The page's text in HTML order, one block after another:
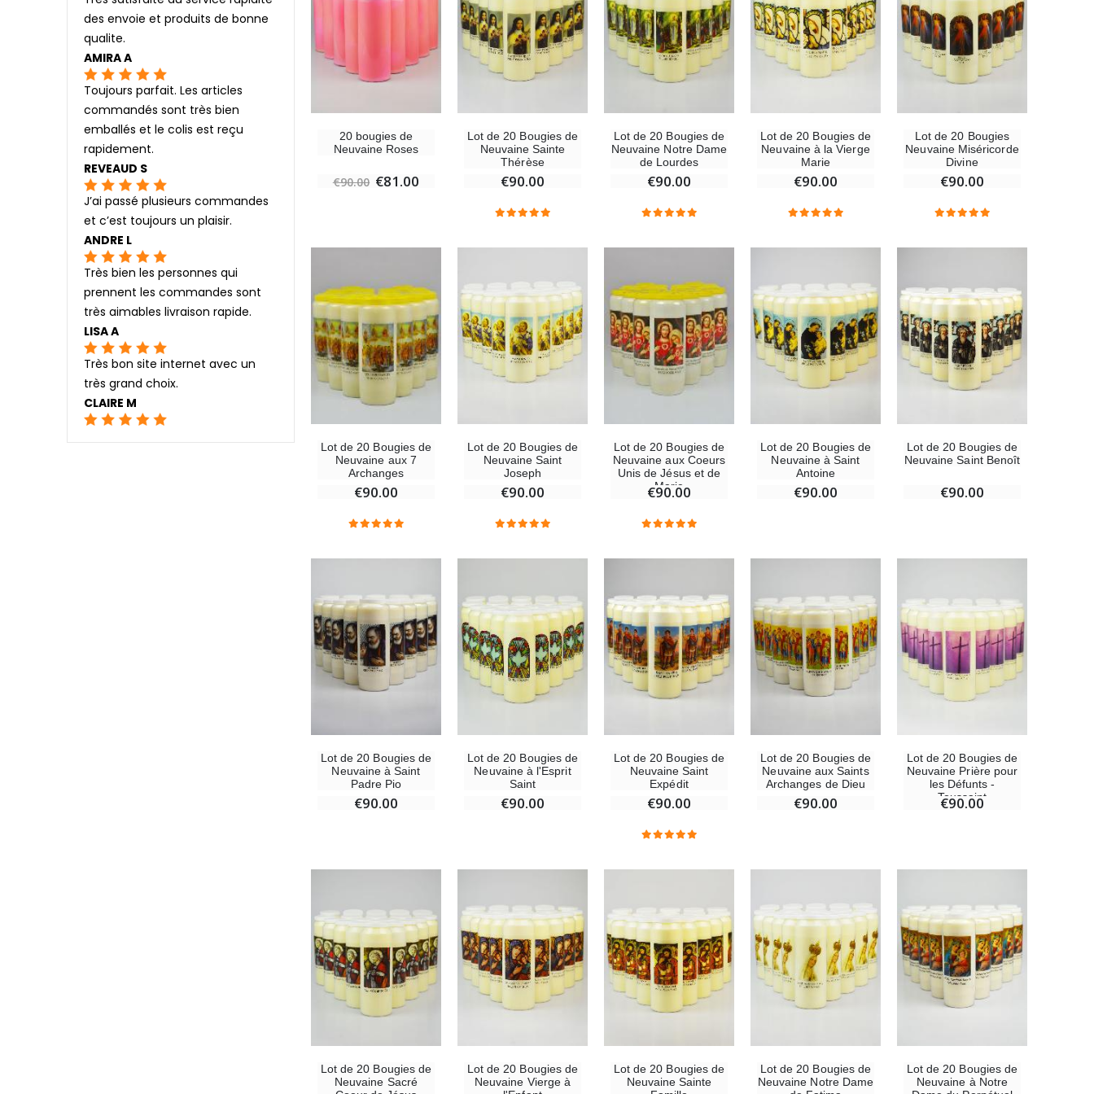
20 bougies de
Neuvaine Roses
€90.00 €81.00
Lot de 20 Bougies de
Neuvaine Sainte
Thérèse
€90.00
Lot de 20 Bougies de
Neuvaine Notre Dame
de Lourdes
€90.00
Lot de 20 Bougies de
Neuvaine à la Vierge
Marie
€90.00
Lot de 20 Bougies
Neuvaine Miséricorde
Divine
€90.00
Lot de 20 Bougies de
Neuvaine aux 7
Archanges
€90.00
Lot de 20 Bougies de
Neuvaine Saint
Joseph
€90.00
Lot de 20 Bougies de
Neuvaine aux Coeurs
Unis de Jésus et de
Marie
€90.00
Lot de 20 Bougies de
Neuvaine à Saint
Antoine
€90.00
Lot de 20 Bougies de
Neuvaine Saint Benoît
€90.00
Lot de 20 Bougies de
Neuvaine à Saint
Padre Pio
€90.00
Lot de 20 Bougies de
Neuvaine à l'Esprit
Saint
€90.00
Lot de 20 Bougies de
Neuvaine Saint
Expédit
€90.00
Lot de 20 Bougies de
Neuvaine aux Saints
Archanges de Dieu
€90.00
Lot de 20 Bougies de
Neuvaine Prière pour
les Défunts -
Toussaint
€90.00
Lot de 20 Bougies de
Neuvaine Sacré
Lot de 20 Bougies de
Neuvaine Vierge à
Lot de 20 Bougies de
Neuvaine Sainte
Lot de 20 Bougies de
Neuvaine Notre Dame
Lot de 20 Bougies de
Neuvaine à Notre
des envoie et produits de bonne
qualite.
AMIRA A
Toujours parfait. Les articles
commandés sont très bien
emballés et le colis est reçu
rapidement.
REVEAUD S
J’ai passé plusieurs commandes
et c’est toujours un plaisir.
ANDRE L
Très bien les personnes qui
prennent les commandes sont
très aimables livraison rapide.
LISA A
Très bon site internet avec un
très grand choix.
CLAIRE M